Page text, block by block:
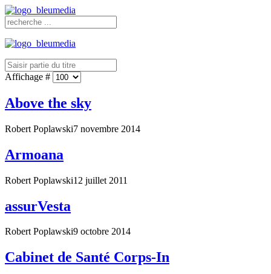
Affichage #
Above the sky
Robert Poplawski7 novembre 2014
Armoana
Robert Poplawski12 juillet 2011
assurVesta
Robert Poplawski9 octobre 2014
Cabinet de Santé Corps-In